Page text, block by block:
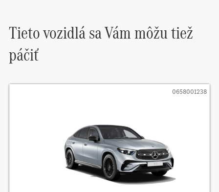
Tieto vozidlá sa Vám môžu tiež
páčiť
0658001238